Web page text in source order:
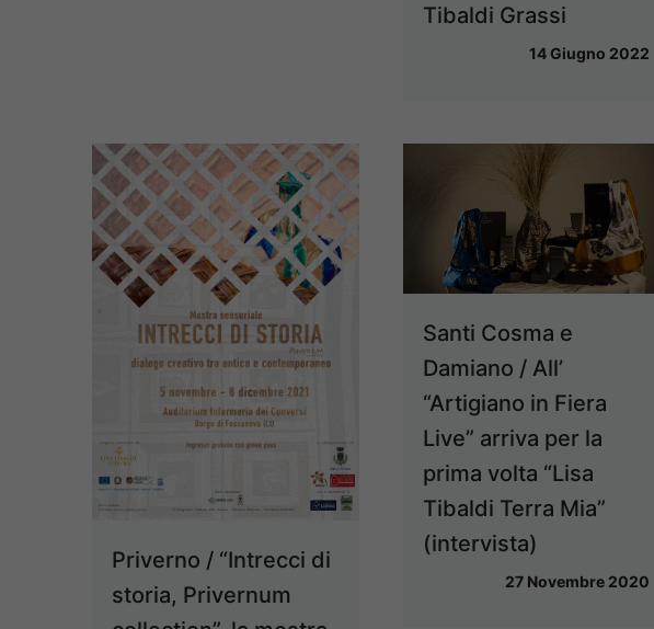
Tibaldi Grassi
14 Giugno 2022
Priverno / “Intrecci di
storia, Privernum
Santi Cosma e
Damiano / All’
“Artigiano in Fiera
Live” arriva per la
prima volta “Lisa
Tibaldi Terra Mia”
(intervista)
27 Novembre 2020